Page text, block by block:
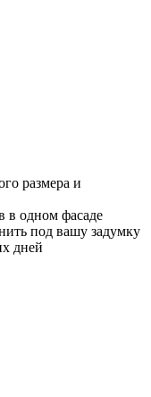
размера и
в одном фасаде
под вашу задумку
дней